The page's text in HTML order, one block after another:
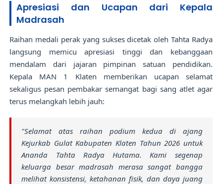
Apresiasi dan Ucapan dari Kepala
Madrasah
Raihan medali perak yang sukses dicetak oleh Tahta Radya
langsung memicu apresiasi tinggi dan kebanggaan
mendalam dari jajaran pimpinan satuan pendidikan.
Kepala MAN 1 Klaten memberikan ucapan selamat
sekaligus pesan pembakar semangat bagi sang atlet agar
terus melangkah lebih jauh:
"Selamat atas raihan podium kedua di ajang
Kejurkab Gulat Kabupaten Klaten Tahun 2026 untuk
Ananda Tahta Radya Hutama. Kami segenap
keluarga besar madrasah merasa sangat bangga
melihat konsistensi, ketahanan fisik, dan daya juang